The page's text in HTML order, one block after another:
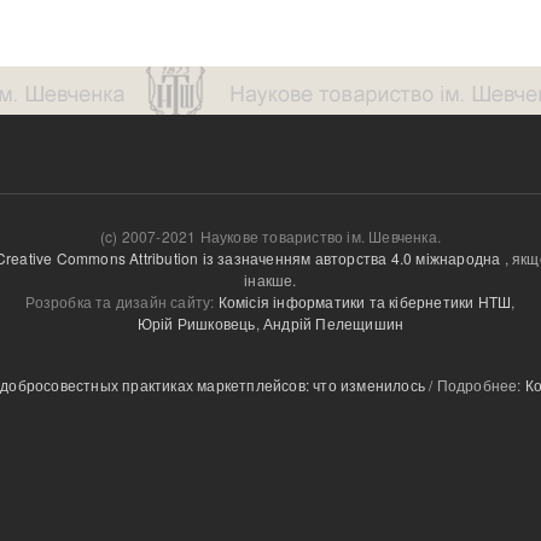
(c) 2007-2021 Наукове товариство ім. Шевченка.
Commons Attribution із зазначенням авторства 4.0 міжнародна ,
інакше.
Розробка та дизайн сайту: Комісія інформатики та кібернетики НТШ,
Юрій Ришковець, Андрій Пелещишин
практиках маркетплейсов: что изменилось/ Подробнее: